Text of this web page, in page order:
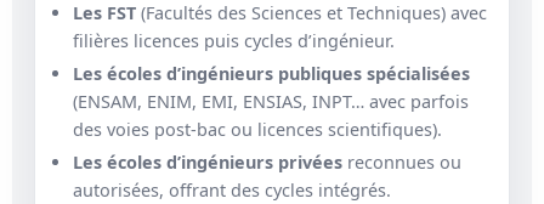
Les FST (Facultés des Sciences et Techniques) avec
filières licences puis cycles d’ingénieur.
Les écoles d’ingénieurs publiques spécialisées
(ENSAM, ENIM, EMI, ENSIAS, INPT… avec parfois
des voies post-bac ou licences scientifiques).
Les écoles d’ingénieurs privées reconnues ou
autorisées, offrant des cycles intégrés.